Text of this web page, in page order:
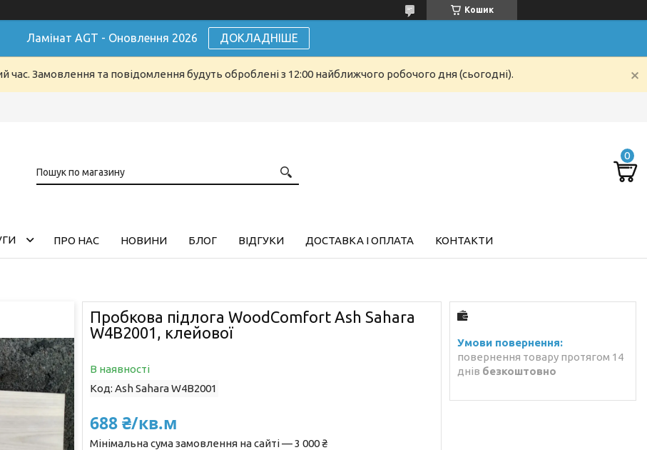
Кошик
Ламінат AGT - Оновлення 2026 ДОКЛАДНІШЕ
час. Замовлення та повідомлення будуть оброблені з 12:00 найближчого робочого дня (сьогодні).
ПРО НАС НОВИНИ БЛОГ ВІДГУКИ ДОСТАВКА І ОПЛАТА КОНТАКТИ
Пробкова підлога WoodComfort Ash Sahara
W4B2001, клейової
В наявності
Код: Ash Sahara W4B2001
688 ₴/кв.м
Мінімальна сума замовлення на сайті — 3 000 ₴
повернення товару протягом 14
днів безкоштовно